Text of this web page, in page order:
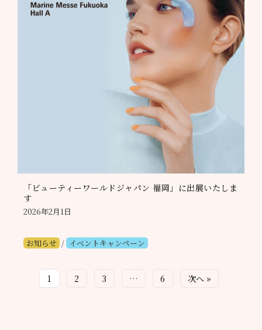
「ビューティーワールドジャパン 福岡」に出展いたしま
す
2026年2月1日
お知らせ / イベントキャンペーン
1 2 3 … 6 次へ »